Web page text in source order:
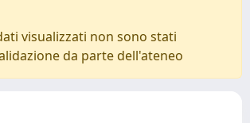
visualizzati non sono stati
da parte dell'ateneo